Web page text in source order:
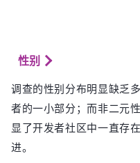
性别
调查的性别分布明显缺乏
者的一小部分；而非二元
显了开发者社区中一直存
进。